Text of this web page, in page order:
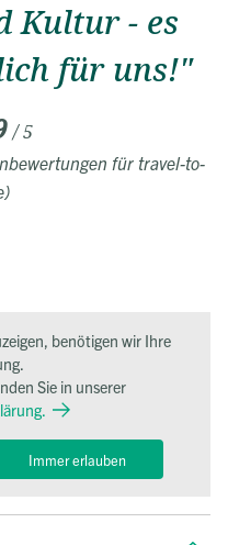
Kultur - es
für uns!"
/ 5
für travel-to-
benötigen wir Ihre
Sie in unserer
Immer erlauben